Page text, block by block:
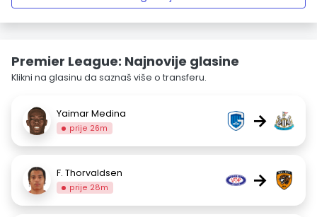
Premier League: Najnovije glasine
Klikni na glasinu da saznaš više o transferu.
Yaimar Medina
prije 26m →
F. Thorvaldsen
prije 28m →